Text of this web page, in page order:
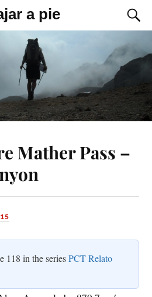
a pie
Mather Pass –
118 in the seriesPCT Relato